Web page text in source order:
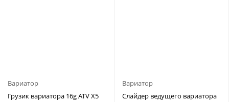
Вариатор
Грузик вариатора 16g ATV X5
Вариатор
Слайдер ведущего вариатора